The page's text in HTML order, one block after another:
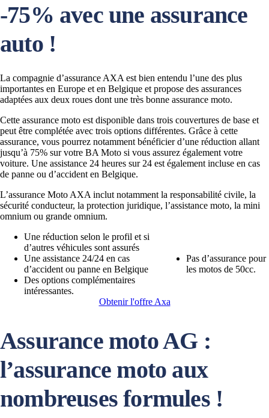
-75% avec une assurance
auto !
La compagnie d’assurance AXA est bien entendu l’une des plus
importantes en Europe et en Belgique et propose des assurances
adaptées aux deux roues dont une très bonne assurance moto.
Cette assurance moto est disponible dans trois couvertures de base et
peut être complétée avec trois options différentes. Grâce à cette
assurance, vous pourrez notamment bénéficier d’une réduction allant
jusqu’à 75% sur votre BA Moto si vous assurez également votre
voiture. Une assistance 24 heures sur 24 est également incluse en cas
de panne ou d’accident en Belgique.
L’assurance Moto AXA inclut notamment la responsabilité civile, la
sécurité conducteur, la protection juridique, l’assistance moto, la mini
omnium ou grande omnium.
Une réduction selon le profil et si
d’autres véhicules sont assurés
Une assistance 24/24 en cas
d’accident ou panne en Belgique
Des options complémentaires
intéressantes.
Pas d’assurance pour
les motos de 50cc.
Obtenir l'offre Axa
Assurance moto AG :
l’assurance moto aux
nombreuses formules !